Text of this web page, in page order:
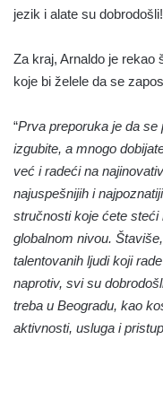
jezik i alate su dobrodošli!
Za kraj, Arnaldo je rekao
koje bi želele da se
“Prva preporuka je da
izgubite, a mnogo
već i radeći na
najuspešnijih i
stručnosti koje ćete
globalnom nivou.
talentovanih ljudi koji
naprotiv, svi su
treba u Beogradu, kao
aktivnosti, usluga i